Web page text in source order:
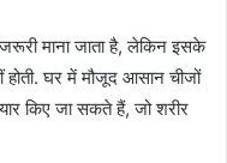
माना जाता है, लेकिन इसके
घर में मौजूद आसान चीजों
किए जा सकते हैं, जो शरीर